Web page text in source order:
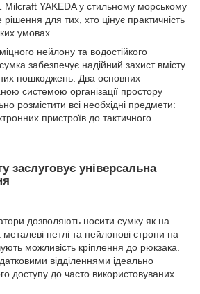
Milcraft YAKEDA у стильному морському
для тих, хто цінує практичність
умовах.
нейлону та водостійкого
забезпечує надійний захист вмісту
пошкоджень. Два основних
системою організації простору
розмістити всі необхідні предмети:
пристроїв до тактичного
заслуговує універсальна
дозволяють носити сумку як на
металеві петлі та нейлонові стропи на
можливість кріплення до рюкзака.
відділеннями ідеально
доступу до часто використовуваних